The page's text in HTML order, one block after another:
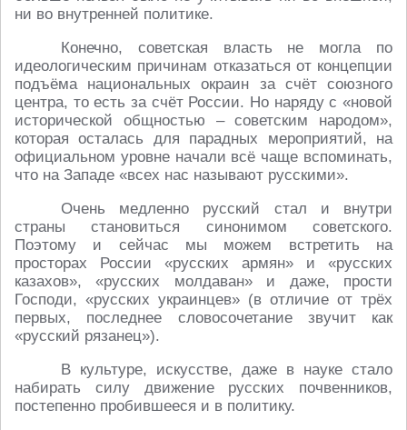
ни во внутренней политике.
Конечно, советская власть не могла по
идеологическим причинам отказаться от концепции
подъёма национальных окраин за счёт союзного
центра, то есть за счёт России. Но наряду с «новой
исторической общностью – советским народом»,
которая осталась для парадных мероприятий, на
официальном уровне начали всё чаще вспоминать,
что на Западе «всех нас называют русскими».
Очень медленно русский стал и внутри
страны становиться синонимом советского.
Поэтому и сейчас мы можем встретить на
просторах России «русских армян» и «русских
казахов», «русских молдаван» и даже, прости
Господи, «русских украинцев» (в отличие от трёх
первых, последнее словосочетание звучит как
«русский рязанец»).
В культуре, искусстве, даже в науке стало
набирать силу движение русских почвенников,
постепенно пробившееся и в политику.